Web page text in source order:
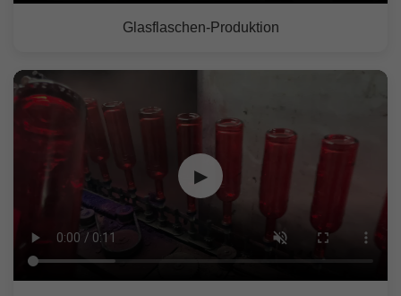
Glasflaschen-Produktion
▶